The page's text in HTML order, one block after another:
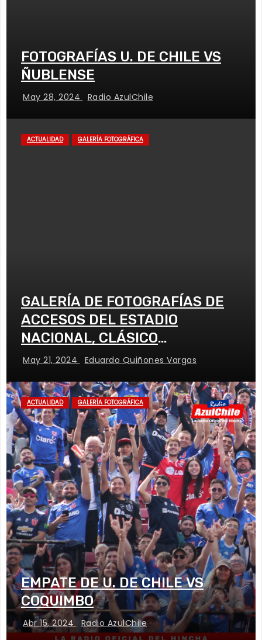
FOTOGRAFÍAS U. DE CHILE VS
ÑUBLENSE
May 28, 2024 Radio AzulChile
ACTUALIDAD GALERÍA FOTOGRÁFICA
GALERÍA DE FOTOGRAFÍAS DE
ACCESOS DEL ESTADIO
NACIONAL, CLÁSICO
UNIVERSITARIO
May 21, 2024 Eduardo Quiñones Vargas
ACTUALIDAD GALERÍA FOTOGRÁFICA
EMPATE DE U. DE CHILE VS
COQUIMBO
Abr 15, 2024 Radio AzulChile